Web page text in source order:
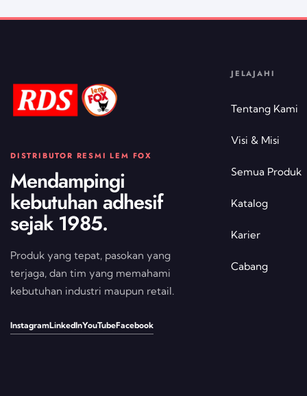
DISTRIBUTOR RESMI LEM FOX
Mendampingi
kebutuhan adhesif
sejak 1985.
Produk yang tepat, pasokan yang
terjaga, dan tim yang memahami
kebutuhan industri maupun retail.
InstagramLinkedInYouTubeFacebook
JELAJAHI
Tentang Kami
Visi & Misi
Semua Produk
Katalog
Karier
Cabang